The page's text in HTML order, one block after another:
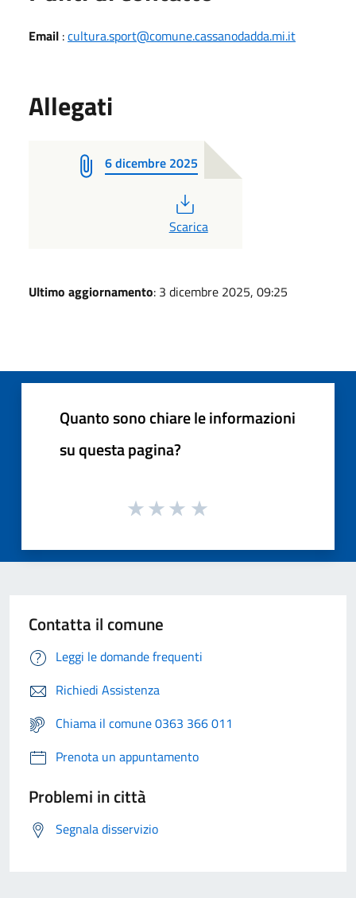
Email :cultura.sport@comune.cassanodadda.mi.it
Allegati
6 dicembre 2025
Scarica
Ultimo aggiornamento: 3 dicembre 2025, 09:25
Quanto sono chiare le informazioni
su questa pagina?
Contatta il comune
Leggi le domande frequenti
Richiedi Assistenza
Chiama il comune 0363 366 011
Prenota un appuntamento
Problemi in città
Segnala disservizio